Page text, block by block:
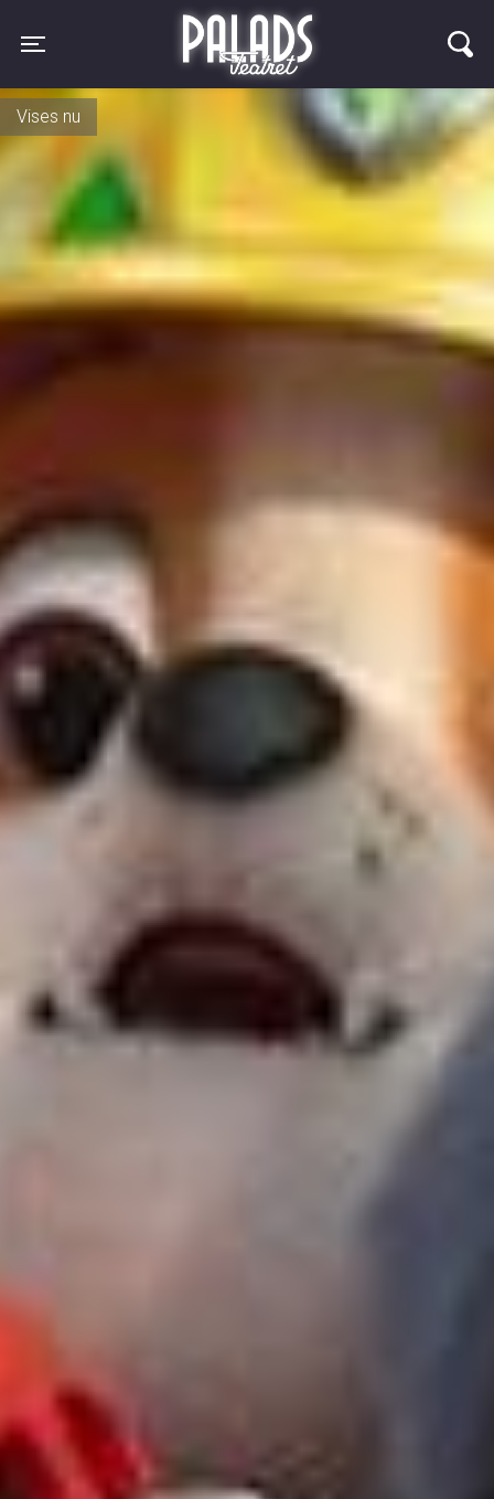
Toggle navigation
Palads Teatret
Vises igen d. 27. august